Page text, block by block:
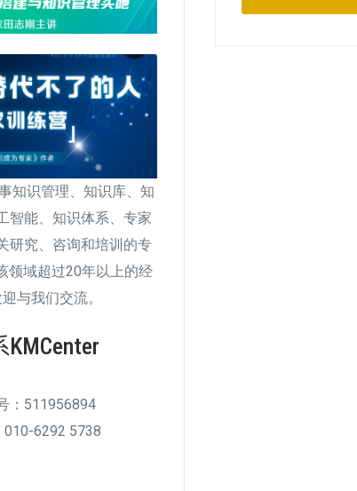
知识管理、知识库、知
智能、知识体系、专家
研究、咨询和培训的专
领域超过20年以上的经
与我们交流。
：511956894
010-6292 5738